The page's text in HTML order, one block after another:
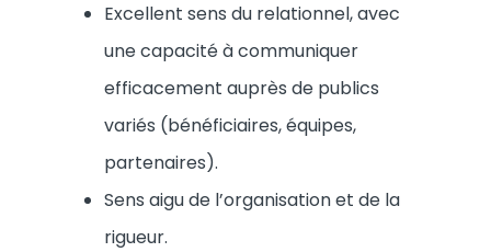
Excellent sens du relationnel, avec
une capacité à communiquer
efficacement auprès de publics
variés (bénéficiaires, équipes,
partenaires).
Sens aigu de l’organisation et de la
rigueur.